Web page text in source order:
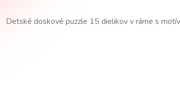
Detské doskové puzzle 15 dielikov v ráme s